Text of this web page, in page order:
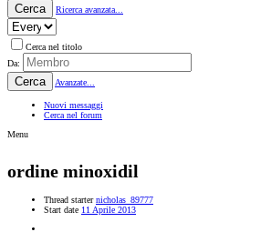
Cerca Ricerca avanzata...
Cerca nel titolo
Da:
Cerca Avanzate...
Nuovi messaggi
Cerca nel forum
Menu
ordine minoxidil
Thread starter nicholas_89777
Start date 11 Aprile 2013